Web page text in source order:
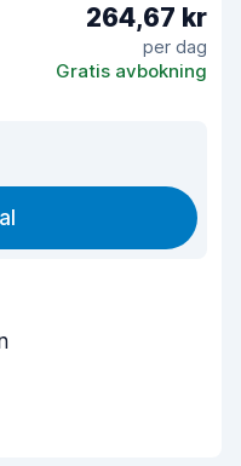
264,67 kr
per dag
Gratis avbokning